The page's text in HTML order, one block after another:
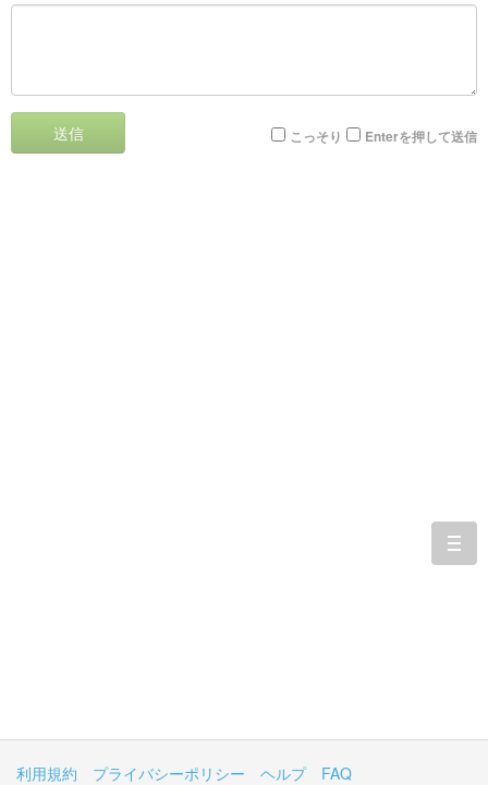
送信 こっそり Enterを押して送信
利用規約 プライバシーポリシー ヘルプ
FAQ